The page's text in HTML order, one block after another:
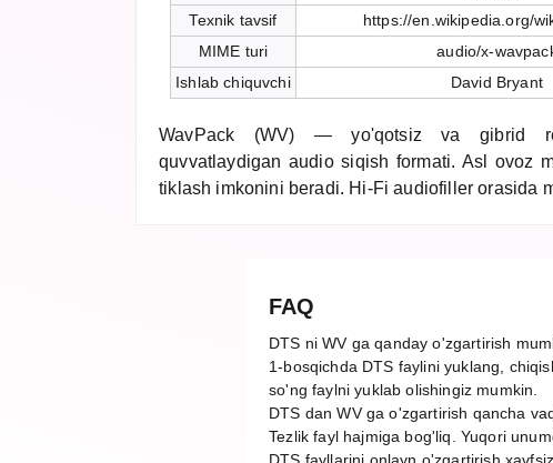
Texnik tavsif
https://en.wikipedia.org/
MIME turi
audio/x-
Ishlab chiquvchi
David Bryant
WavPack (WV) — yo'qotsiz va gibrid
quvvatlaydigan audio siqish formati. Asl ovoz
tiklash imkonini beradi. Hi-Fi audiofiller orasida
FAQ
DTS ni WV ga qanday o'zgartirish
1-bosqichda DTS faylini yuklang,
so'ng faylni yuklab olishingiz mumkin.
DTS dan WV ga o'zgartirish qancha
Tezlik fayl hajmiga bog'liq. Yuqori